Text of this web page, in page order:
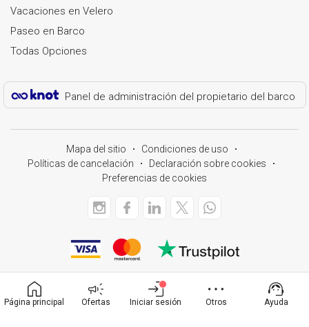
Vacaciones en Velero
Paseo en Barco
Todas Opciones
Panel de administración del propietario del barco
Mapa del sitio
Condiciones de uso
Políticas de cancelación
Declaración sobre cookies
Preferencias de cookies
Página principal Ofertas Iniciar sesión Otros Ayuda